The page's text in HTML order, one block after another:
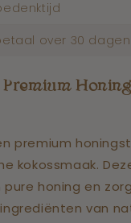
over 30 dagen
Premium
premium
kokossmaak.
honing en
van